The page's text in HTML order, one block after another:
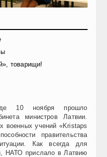
товарищи!
10 ноября прошло
министров Латвии.
военных учений «Kristaps
правительства
Как всегда для
НАТО прислало в Латвию